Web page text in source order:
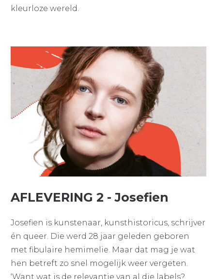
kleurloze wereld.
AFLEVERING 2 - Josefien
Josefien is kunstenaar, kunsthistoricus, schrijver
én queer. Die werd 28 jaar geleden geboren
met fibulaire hemimelie. Maar dat mag je wat
hen betreft zo snel mogelijk weer vergeten.
‘Want wat is de relevantie van al die labels?